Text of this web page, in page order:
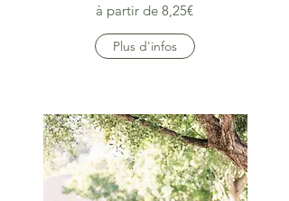
à partir de 8,25€
Plus d'infos